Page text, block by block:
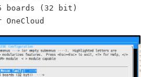
boards (32 bit)